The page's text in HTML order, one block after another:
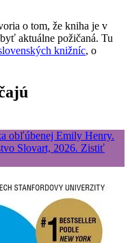
o tom, že kniha je v
aktuálne požičaná. Tu
knižníc, o